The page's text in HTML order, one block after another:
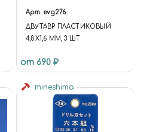
Арт. evg276
ДВУТАВР ПЛАСТИКОВЫЙ
4,8Х1,6 ММ, 3 ШТ
от 690 ₽
mineshima